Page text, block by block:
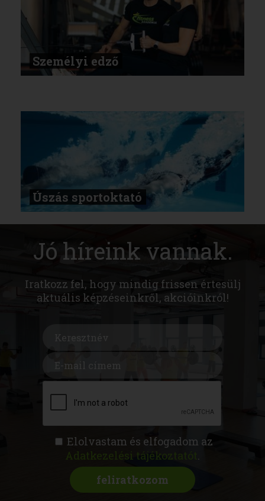
Személyi edző
Úszás sportoktató
Jó híreink vannak.
Iratkozz fel, hogy mindig frissen értesülj
aktuális képzéseinkről, akcióinkról!
Elolvastam és elfogadom az
Adatkezelési tájékoztatót .
FITNESS AKADÉMIA
RÓLUNK MAGAZIN
CSATLAKOZZ